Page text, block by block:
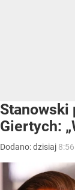
Stanowski
Giertych:
Dodano:dzisiaj 8:56